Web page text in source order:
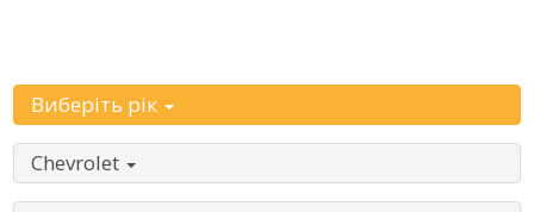
Виберіть рік
Chevrolet